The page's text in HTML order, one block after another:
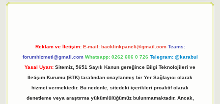
Reklam ve İletişim: E-mail: backlinkpaneli@gmail.com Teams:
forumhizmeti@gmail.com Whatsapp: 0262 606 0 726 Telegram: @karabul
Yasal Uyarı: Sitemiz, 5651 Sayılı Kanun gereğince Bilgi Teknolojileri ve
İletişim Kurumu (BTK) tarafından onaylanmış bir Yer Sağlayıcı olarak
hizmet vermektedir. Bu nedenle, sitedeki içerikleri proaktif olarak
denetleme veya araştırma yükümlülüğümüz bulunmamaktadır. Ancak,